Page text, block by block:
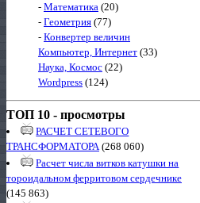
- Математика (20)
- Геометрия (77)
- Конвертер величин
Компьютер, Интернет (33)
Наука, Космос (22)
Wordpress (124)
ТОП 10 - просмотры
РАСЧЕТ СЕТЕВОГО
ТРАНСФОРМАТОРА(268 060)
Расчет числа витков катушки на
тороидальном ферритовом сердечнике
(145 863)